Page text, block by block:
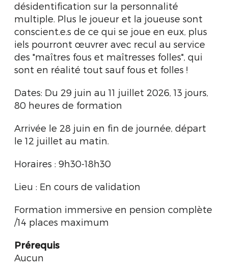
désidentification sur la personnalité
multiple. Plus le joueur et la joueuse sont
conscient.e.s de ce qui se joue en eux, plus
iels pourront œuvrer avec recul au service
des "maîtres fous et maîtresses folles", qui
sont en réalité tout sauf fous et folles !
Dates: Du 29 juin au 11 juillet 2026, 13 jours,
80 heures de formation
Arrivée le 28 juin en fin de journée, départ
le 12 juillet au matin.
Horaires : 9h30-18h30
Lieu : En cours de validation
Formation immersive en pension complète
/14 places maximum
Prérequis
Aucun